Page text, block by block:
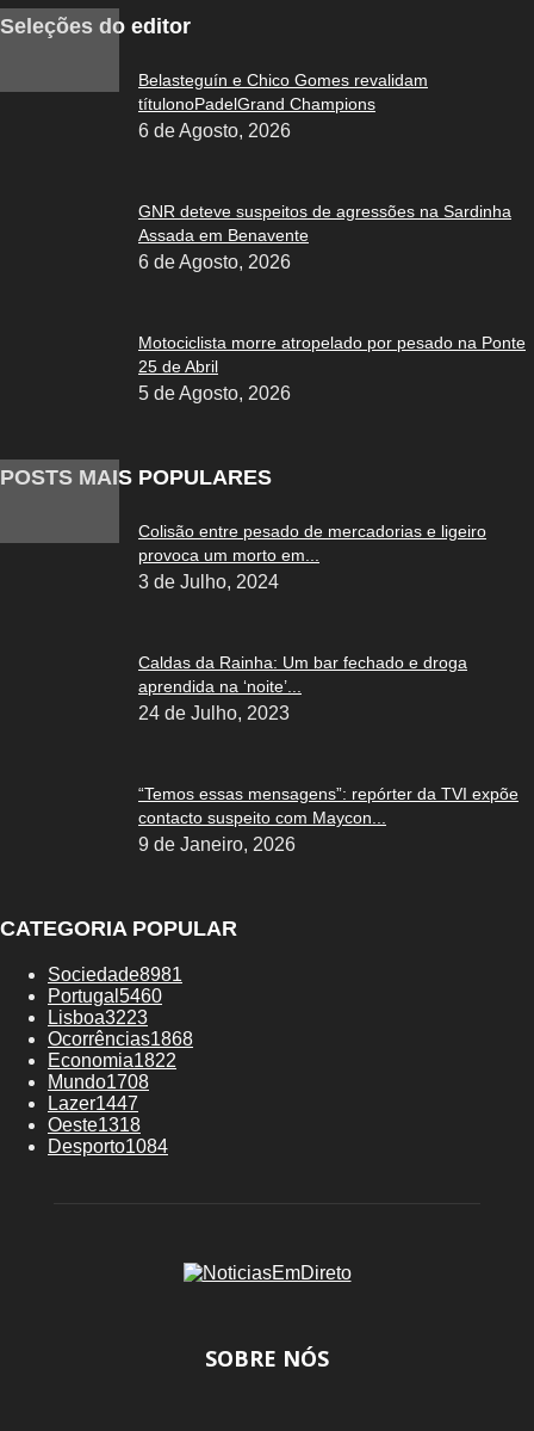
Seleções do editor
Belasteguín e Chico Gomes revalidam
títulonoPadelGrand Champions
6 de Agosto, 2026
GNR deteve suspeitos de agressões na Sardinha
Assada em Benavente
6 de Agosto, 2026
Motociclista morre atropelado por pesado na Ponte
25 de Abril
5 de Agosto, 2026
POSTS MAIS POPULARES
Colisão entre pesado de mercadorias e ligeiro
provoca um morto em...
3 de Julho, 2024
Caldas da Rainha: Um bar fechado e droga
aprendida na ‘noite’...
24 de Julho, 2023
“Temos essas mensagens”: repórter da TVI expõe
contacto suspeito com Maycon...
9 de Janeiro, 2026
CATEGORIA POPULAR
Sociedade8981
Portugal 5460
Lisboa3223
Ocorrências1868
Economia1822
Mundo1708
Lazer1447
Oeste1318
Desporto1084
SOBRE NÓS